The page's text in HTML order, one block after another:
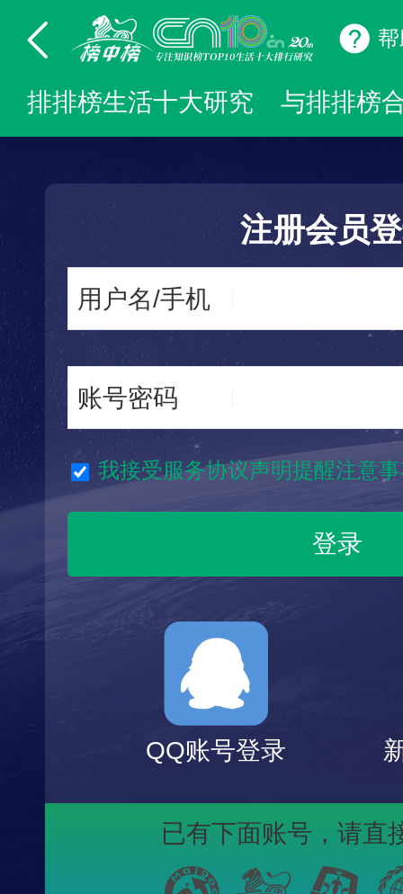
排排榜生活十大研究 与排排榜
注册会员
用户名/手机
账号密码
我接受服务协议声明提醒注意
QQ账号登录
已有下面账号， 请直